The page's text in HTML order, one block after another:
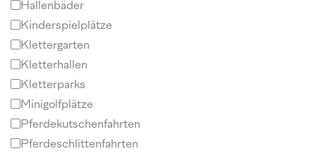
Hallenbäder
Kinderspielplätze
Klettergarten
Kletterhallen
Kletterparks
Minigolfplätze
Pferdekutschenfahrten
Pferdeschlittenfahrten